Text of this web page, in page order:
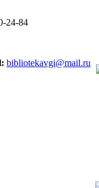
24-84
bibliotekavgi@mail.ru